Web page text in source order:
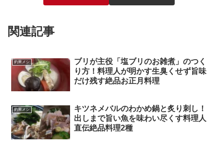
関連記事
釣果メシ
ブリが主役「塩ブリのお雑煮」のつく
り方！料理人が明かす生臭くせず旨味
だけ残す絶品お正月料理
釣果メシ
キツネメバルのわかめ鍋と炙り刺し！
出しまで旨い魚を味わい尽くす料理人
直伝絶品料理2種